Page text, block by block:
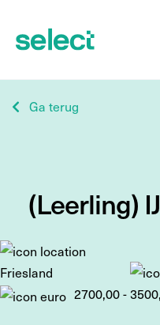
Ga terug
(Leerling)
Friesland
2700,00 -